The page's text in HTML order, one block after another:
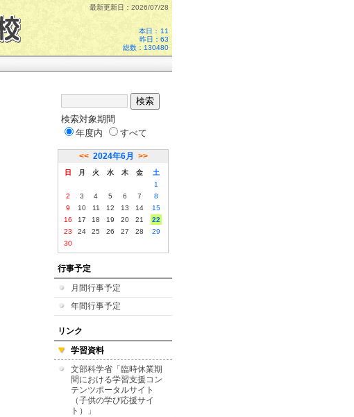
最新更新日：2026/07/28
本日： 11
昨日：63
総数：130480
検索対象期間
年度内
すべて
<< 2024年6月 >>
日 月 火 水 木 金
土
1
2
3 4 5 6 7
8
9
10 11 12 13 14
15
16
17 18 19 20 21
22
23
24 25 26 27 28
29
30
行事予定
月間行事予定
年間行事予定
リンク
学習資料
文部科学省「臨時休業期
間における学習支援コン
テンツポータルサイト
（子供の学び応援サイ
ト）」